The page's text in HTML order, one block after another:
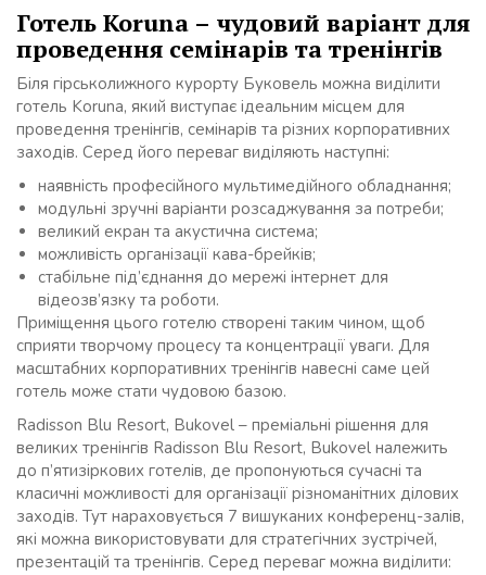
Готель Koruna – чудовий варіант для
проведення семінарів та тренінгів
Біля гірськолижного курорту Буковель можна виділити
готель Koruna, який виступає ідеальним місцем для
проведення тренінгів, семінарів та різних корпоративних
заходів. Серед його переваг виділяють наступні:
наявність професійного мультимедійного обладнання;
модульні зручні варіанти розсаджування за потреби;
великий екран та акустична система;
можливість організації кава-брейків;
стабільне під’єднання до мережі інтернет для
відеозв’язку та роботи.
Приміщення цього готелю створені таким чином, щоб
сприяти творчому процесу та концентрації уваги. Для
масштабних корпоративних тренінгів навесні саме цей
готель може стати чудовою базою.
Radisson Blu Resort, Bukovel – преміальні рішення для
великих тренінгів Radisson Blu Resort, Bukovel належить
до п’ятизіркових готелів, де пропонуються сучасні та
класичні можливості для організації різноманітних ділових
заходів. Тут нараховується 7 вишуканих конференц-залів,
які можна використовувати для стратегічних зустрічей,
презентацій та тренінгів. Серед переваг можна виділити: